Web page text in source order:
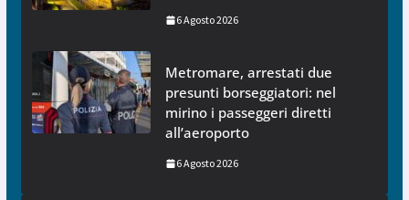
6 Agosto 2026
Metromare, arrestati due
presunti borseggiatori: nel
mirino i passeggeri diretti
all’aeroporto
6 Agosto 2026